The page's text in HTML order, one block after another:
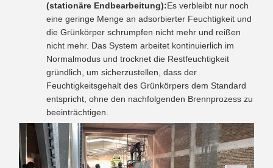
(stationäre Endbearbeitung):Es verbleibt nur noch
eine geringe Menge an adsorbierter Feuchtigkeit und
die Grünkörper schrumpfen nicht mehr und reißen
nicht mehr. Das System arbeitet kontinuierlich im
Normalmodus und trocknet die Restfeuchtigkeit
gründlich, um sicherzustellen, dass der
Feuchtigkeitsgehalt des Grünkörpers dem Standard
entspricht, ohne den nachfolgenden Brennprozess zu
beeinträchtigen.